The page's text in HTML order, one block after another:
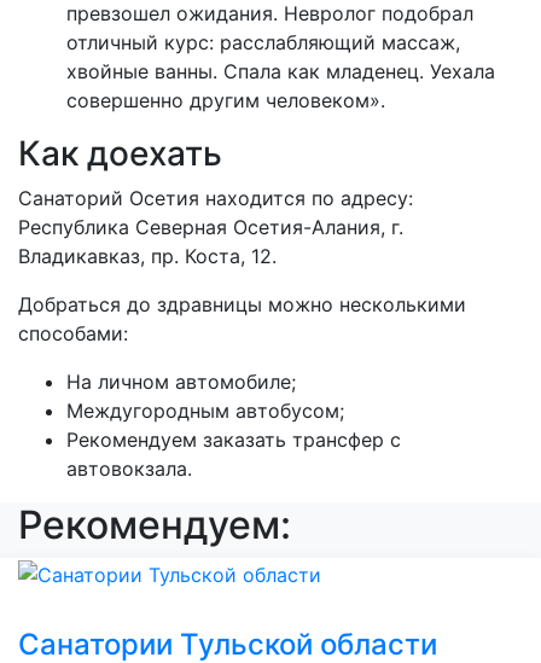
превзошел ожидания. Невролог подобрал
отличный курс: расслабляющий массаж,
хвойные ванны. Спала как младенец. Уехала
совершенно другим человеком».
Как доехать
Санаторий Осетия находится по адресу:
Республика Северная Осетия-Алания, г.
Владикавказ, пр. Коста, 12.
Добраться до здравницы можно несколькими
способами:
На личном автомобиле;
Междугородным автобусом;
Рекомендуем заказать трансфер с
автовокзала.
Рекомендуем:
Санатории Тульской области